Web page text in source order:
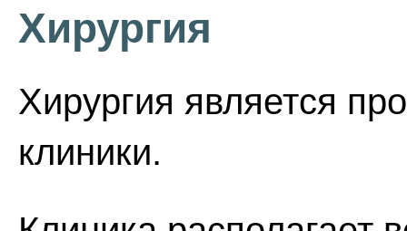
Хирургия
Хирургия является
клиники.